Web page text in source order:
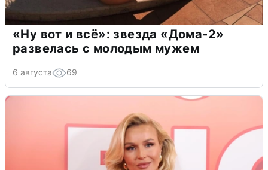
«Ну вот и всё»: звезда «Дома-2»
развелась с молодым мужем
6 августа 69